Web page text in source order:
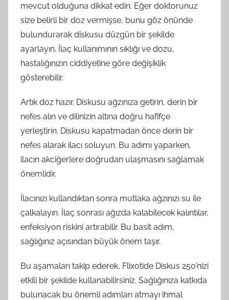
mevcut olduğuna dikkat edin. Eğer doktorunuz
size belirli bir doz vermişse, bunu göz önünde
bulundurarak diskusu düzgün bir şekilde
ayarlayın. İlaç kullanımının sıklığı ve dozu,
hastalığınızın ciddiyetine göre değişiklik
gösterebilir.
Artık doz hazır. Diskusu ağzınıza getirin, derin bir
nefes alın ve dilinizin altına doğru hafifçe
yerleştirin. Diskusu kapatmadan önce derin bir
nefes alarak ilacı soluyun. Bu adımı yaparken,
ilacın akciğerlere doğrudan ulaşmasını sağlamak
önemlidir.
İlacınızı kullandıktan sonra mutlaka ağzınızı su ile
çalkalayın. İlaç sonrası ağızda kalabilecek kalıntılar,
enfeksiyon riskini artırabilir. Bu basit adım,
sağlığınız açısından büyük önem taşır.
Bu aşamaları takip ederek, Flixotide Diskus 250’nizi
etkili bir şekilde kullanabilirsiniz. Sağlığınıza katkıda
bulunacak bu önemli adımları atmayı ihmal